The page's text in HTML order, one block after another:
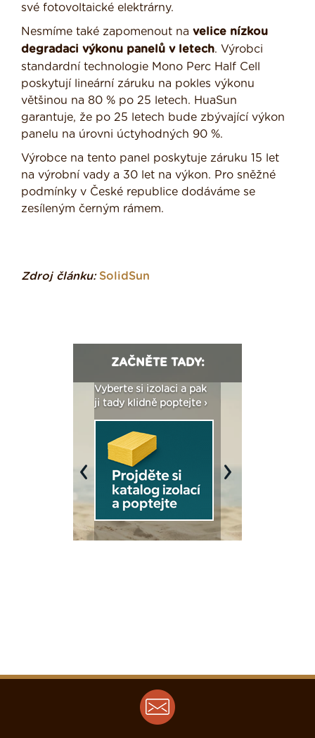
své fotovoltaické elektrárny.
Nesmíme také zapomenout na velice nízkou
degradaci výkonu panelů v letech. Výrobci
standardní technologie Mono Perc Half Cell
poskytují lineární záruku na pokles výkonu
většinou na 80 % po 25 letech. HuaSun
garantuje, že po 25 letech bude zbývající výkon
panelu na úrovni úctyhodných 90 %.
Výrobce na tento panel poskytuje záruku 15 let
na výrobní vady a 30 let na výkon. Pro sněžné
podmínky v České republice dodáváme se
zesíleným černým rámem.
Zdroj článku: SolidSun
ZAČNĚTE TADY:
Vyberte si izolaci a pak
ji tady klidně poptejte ›
Previous Next